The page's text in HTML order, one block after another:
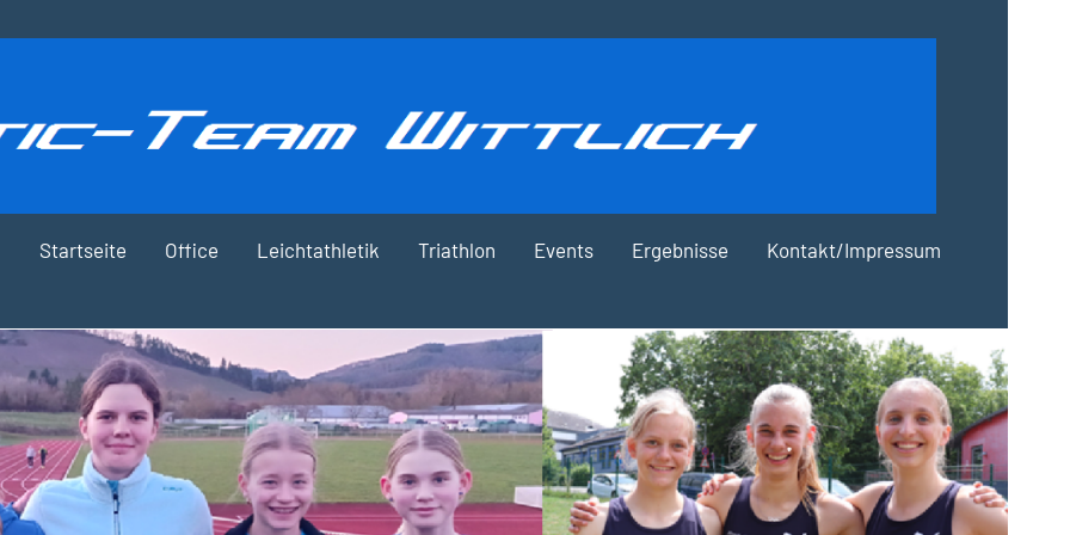
Startseite Office Leichtathletik Triathlon Events Ergebnisse Kontakt/Impressum